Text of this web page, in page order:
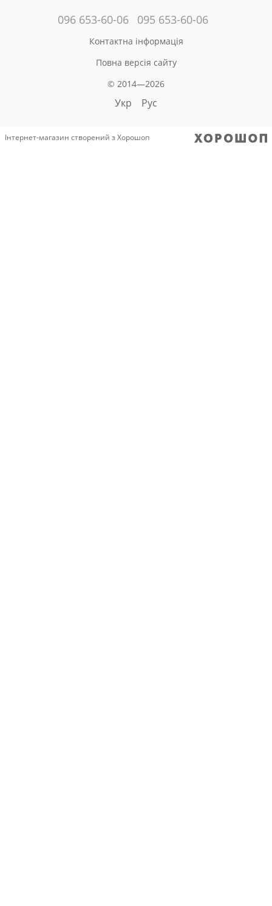
096 653-60-06 095 653-60-06
Контактна інформація
Повна версія сайту
© 2014—2026
Укр Рус
Інтернет-магазин створений з Хорошоп